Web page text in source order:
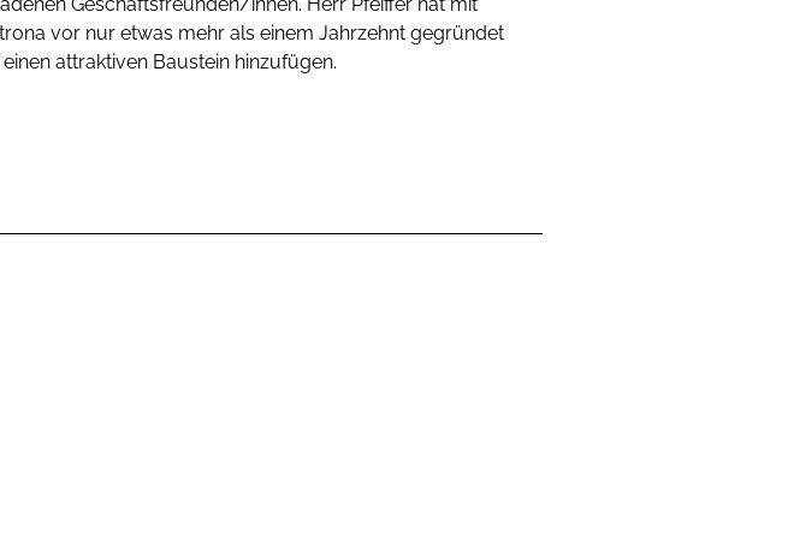
Geschäftsfreunden/innen. Herr Pfeiffer hat mit
vor nur etwas mehr als einem Jahrzehnt gegründet
attraktiven Baustein hinzufügen.